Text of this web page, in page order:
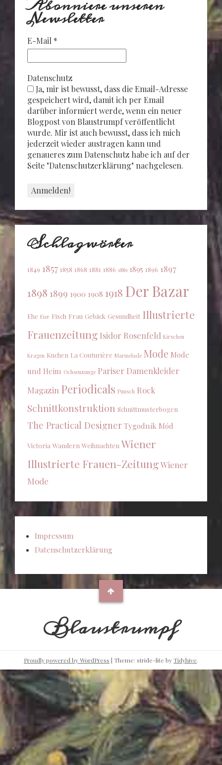
Abonniere unseren
Newsletter
E-Mail *
Datenschutz
Ja, mir ist bewusst, dass die Email-Adresse
gespeichert wird, damit ich per Email
darüber informiert werde, wenn ein neuer
Blogpost von Blaustrumpf veröffentlicht
wurde. Mir ist auch bewusst, dass ich mich
jederzeit wieder austragen kann und
genaueres zum Datenschutz habe ich auf der
Seite "Datenschutzerklärung" nachgelesen.
Schlagwörter
1849 1857 1858 1868 1881 1886 1889 1895 1896 1897
1898 1899 1900 1908 1918 Der Bazar
Ehe Eier Fisch Frau Gebäck Gesundheit Illustrierte
Frauenzeitung Isidor Rosenfeld Kirschen
Kragen Kuchen La Couturière Marmelade Mode Mode
und Heim Ochsenzunge Pariser Damenkleider
Magazin Periodicals Punsch Rock
Schnittkonstruktion Schnittmusterbogen
The Practical Designer Tygodnik Mód
Victoria Wandern Weihnachten Wiener
Illustrierte Frauen-ZeitungWiener
Mode
Impressum
Datenschutzerklärung
Blaustrumpf
Proudly powered by WordPress | Theme: stride-lite byTidyhive.